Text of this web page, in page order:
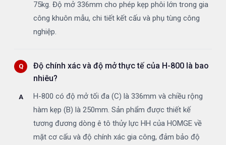
75kg. Độ mở 336mm cho phép kẹp phôi lớn trong gia
công khuôn mẫu, chi tiết kết cấu và phụ tùng công
nghiệp.
Độ chính xác và độ mở thực tế của H-800 là bao
nhiêu?
H-800 có độ mở tối đa (C) là 336mm và chiều rộng
hàm kẹp (B) là 250mm. Sản phẩm được thiết kế
tương đương dòng ê tô thủy lực HH của HOMGE về
mặt cơ cấu và độ chính xác gia công, đảm bảo độ